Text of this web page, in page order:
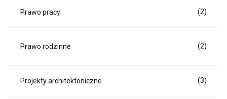
Prawo pracy (2)
Prawo rodzinne (2)
Projekty architektoniczne (3)